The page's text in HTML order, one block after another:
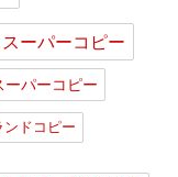
ーパーコピー
ーパーコピー
ンドコピー